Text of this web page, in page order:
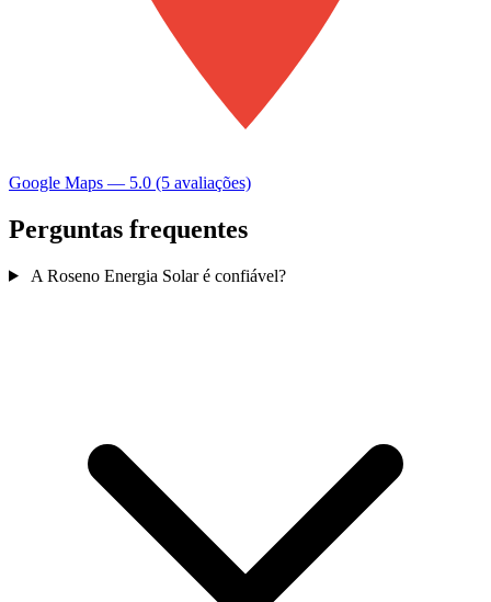
Google Maps — 5.0 (5 avaliações)
Perguntas frequentes
A Roseno Energia Solar é confiável?